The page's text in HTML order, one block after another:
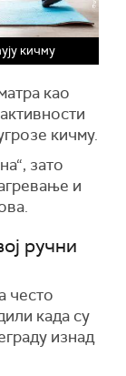
кичму
као
кичму.
зато
и
ручни
често
када су
изнад